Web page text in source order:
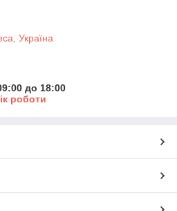
Україна
до 18:00
роботи